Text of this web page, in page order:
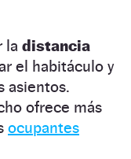
la distancia
el habitáculo y
asientos.
ofrece más
ocupantes